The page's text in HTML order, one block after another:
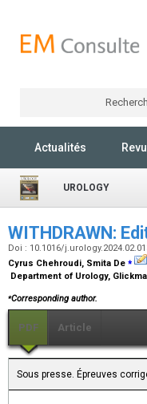
Actualités
UROLOGY
WITHDRAWN:
Doi : 10.1016/
Cyrus Chehroudi, Smita De ⁎
Department of Urology,
⁎Corresponding author.
PDF Article
Sous presse. Épreuves